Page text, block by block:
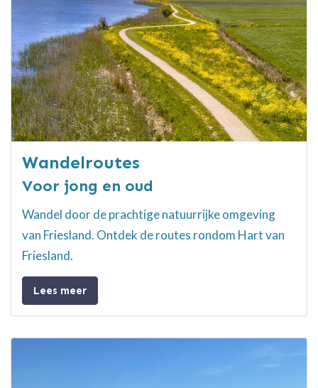
Wandelroutes
Voor jong en oud
Wandel door de prachtige natuurrijke omgeving
van Friesland. Ontdek de routes rondom Hart van
Friesland.
Lees meer